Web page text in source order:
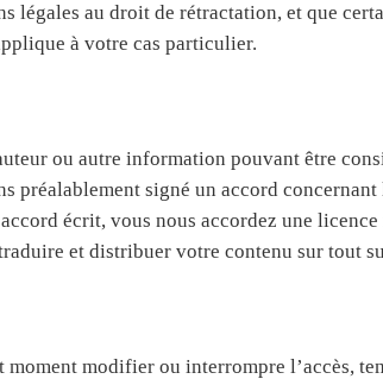
légales au droit de rétractation, et que
à votre cas particulier.
ou autre information pouvant être
préalablement signé un accord
écrit, vous nous accordez une
et distribuer votre contenu sur tout
modifier ou interrompre l’accès,